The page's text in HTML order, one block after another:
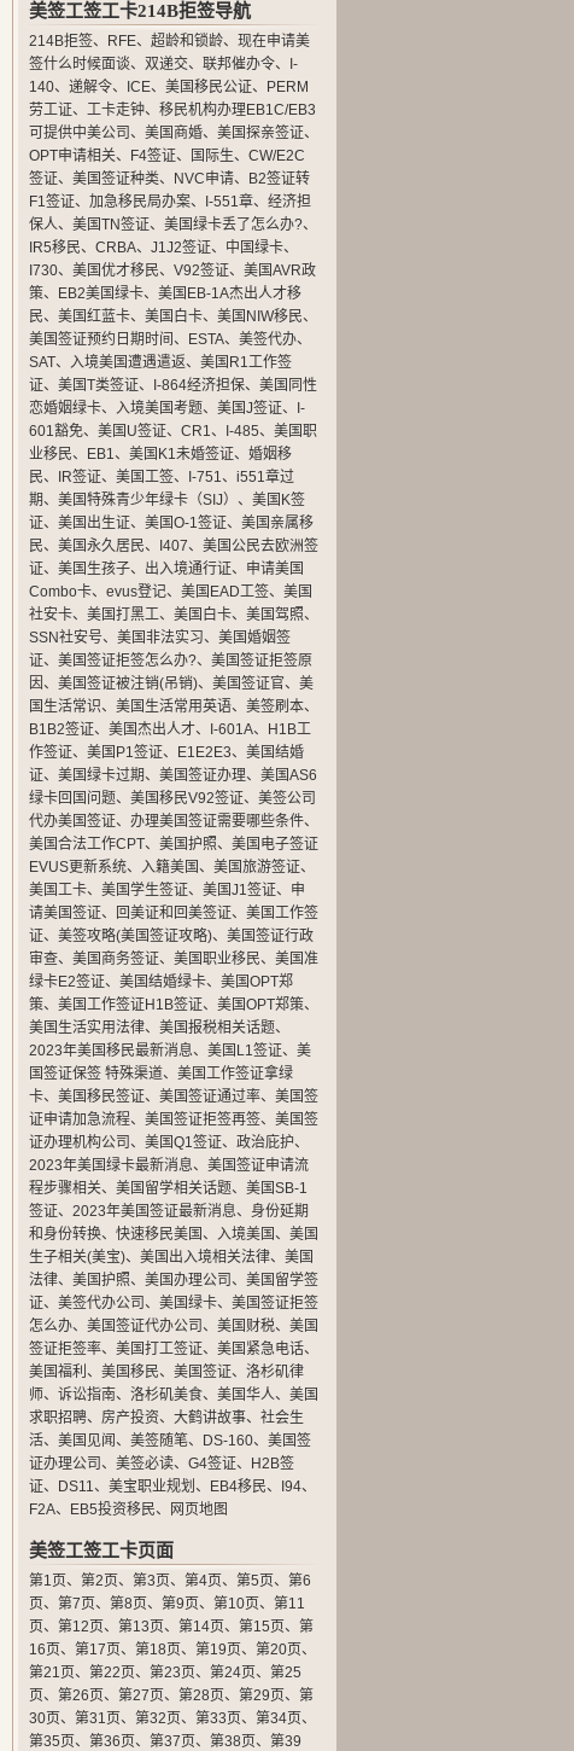
美签工签工卡214B拒签导航
214B拒签、 RFE、 超龄和锁龄、 现在申请美
签什么时候面谈、 双递交、 联邦催办令、
I-
140、 递解令、 ICE、 美国移民公证、
PERM
劳工证、 工卡走钟、 移民机构办理EB1C/EB3
可提供中美公司 、 美国商婚、 美国探亲签证、
OPT申请相关、 F4签证、 国际生、 CW/E2C
签证、 美国签证种类、 NVC申请、
B2签证转
F1签证、 加急移民局办案、 I-551章、 经济担
保人、 美国TN签证、 美国绿卡丢了怎么办?、
IR5移民、 CRBA、 J1J2签证、 中国绿卡、
I730、 美国优才移民、 V92签证、 美国AVR政
策、 EB2美国绿卡、 美国EB-1A杰出人才移
民、 美国红蓝卡、 美国白卡、 美国NIW移民、
美国签证预约日期时间 、 ESTA、 美签代办、
SAT、 入境美国遭遇遣返、 美国R1工作签
证、 美国T类签证、 I-864经济担保、 美国同性
恋婚姻绿卡、 入境美国考题、 美国J签证、
I-
601豁免、 美国U签证、 CR1、 I-485、 美国职
业移民、 EB1、 美国K1未婚签证、 婚姻移
民、 IR签证、 美国工签、 I-751、 i551章过
期、 美国特殊青少年绿卡（SIJ） 、 美国K签
证、 美国出生证、 美国O-1签证、 美国亲属移
民、 美国永久居民、 I407、 美国公民去欧洲签
证、 美国生孩子、 出入境通行证、 申请美国
Combo卡、 evus登记、 美国EAD工签、 美国
社安卡、 美国打黑工、 美国白卡、 美国驾照、
SSN社安号、 美国非法实习、 美国婚姻签
证、 美国签证拒签怎么办?、 美国签证拒签原
因、 美国签证被注销(吊销)、 美国签证官、 美
国生活常识、 美国生活常用英语、 美签刷本、
B1B2签证、 美国杰出人才、 I-601A、
H1B工
作签证、 美国P1签证、 E1E2E3、 美国结婚
证、 美国绿卡过期、 美国签证办理、 美国AS6
绿卡回国问题、 美国移民V92签证、 美签公司
代办美国签证、 办理美国签证需要哪些条件、
美国合法工作CPT、 美国护照、 美国电子签证
EVUS更新系统、 入籍美国、 美国旅游签证、
美国工卡、 美国学生签证、 美国J1签证、 申
请美国签证、 回美证和回美签证、 美国工作签
证、 美签攻略(美国签证攻略)、 美国签证行政
审查、 美国商务签证、 美国职业移民、 美国准
绿卡E2签证、 美国结婚绿卡、 美国OPT郑
策、 美国工作签证H1B签证、 美国OPT郑策、
美国生活实用法律、 美国报税相关话题、
2023年美国移民最新消息、 美国L1签证、 美
国签证保签 特殊渠道、 美国工作签证拿绿
卡、 美国移民签证、 美国签证通过率、 美国签
证申请加急流程、 美国签证拒签再签、 美国签
证办理机构公司 、 美国Q1签证、 政治庇护、
2023年美国绿卡最新消息、 美国签证申请流
程步骤相关、 美国留学相关话题、 美国SB-1
签证、 2023年美国签证最新消息、 身份延期
和身份转换、 快速移民美国、 入境美国、 美国
生子相关(美宝)、 美国出入境相关法律、 美国
法律、 美国护照、 美国办理公司 、 美国留学签
证、 美签代办公司 、 美国绿卡、 美国签证拒签
怎么办、 美国签证代办公司 、 美国财税、 美国
签证拒签率、 美国打工签证、 美国紧急电话、
美国福利 、 美国移民、 美国签证、 洛杉矶律
师、 诉讼指南、 洛杉矶美食、 美国华人、 美国
求职招聘、 房产投资、 大鹤讲故事、 社会生
活、 美国见闻、 美签随笔、 DS-160、 美国签
证办理公司 、 美签必读、 G4签证、
H2B签
证、 DS11、 美宝职业规划 、 EB4移民、 I94、
F2A、 EB5投资移民、 网页地图
美签工签工卡页面
第1页、 第2页、 第3页、 第4页、 第5页、 第6
页、 第7页、 第8页、 第9页、 第10页、 第11
页、 第12页、 第13页、 第14页、 第15页、 第
16页、 第17页、 第18页、 第19页、 第20页、
第21页、 第22页、 第23页、 第24页、 第25
页、 第26页、 第27页、 第28页、 第29页、 第
30页、 第31页、 第32页、 第33页、 第34页、
第35页、 第36页、 第37页、 第38页、 第39